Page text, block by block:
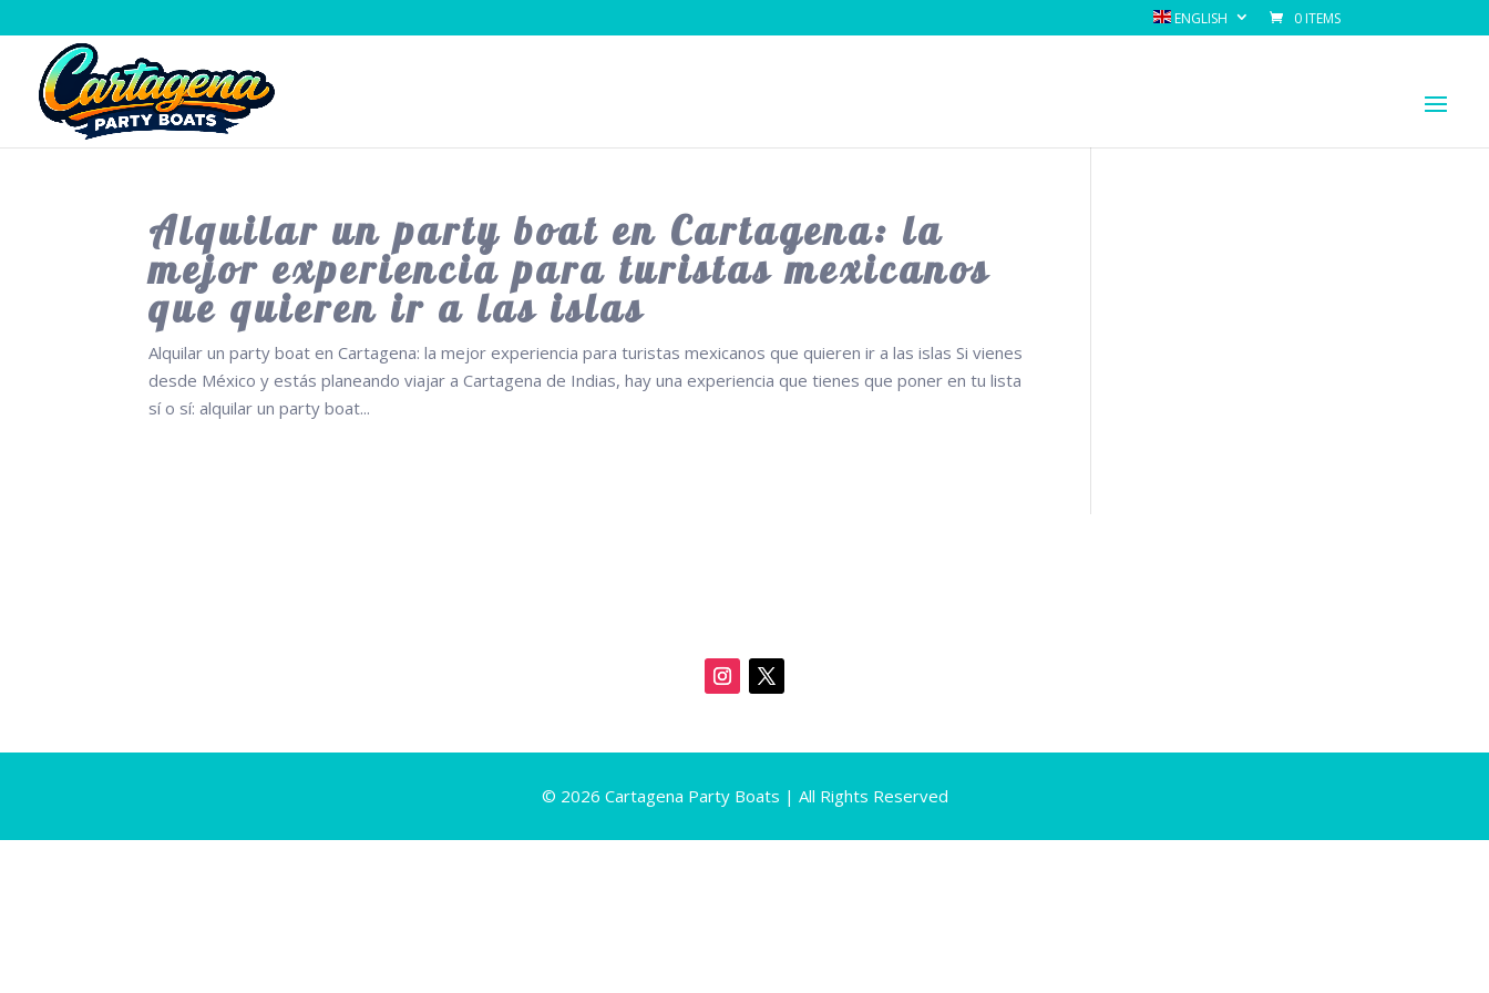
ENGLISH 0 ITEMS
Alquilar un party boat en Cartagena: la
mejor experiencia para turistas mexicanos
que quieren ir a las islas
Alquilar un party boat en Cartagena: la mejor experiencia para turistas mexicanos que quieren ir a las islas Si vienes
desde México y estás planeando viajar a Cartagena de Indias, hay una experiencia que tienes que poner en tu lista
sí o sí: alquilar un party boat...
© 2026 Cartagena Party Boats | All Rights Reserved